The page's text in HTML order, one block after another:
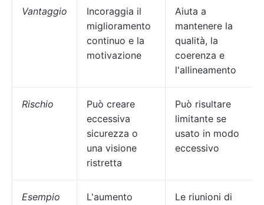
Vantaggio
Incoraggia il
miglioramento
continuo e la
motivazione
Aiuta a
mantenere la
qualità, la
coerenza e
l'allineamento
Rischio
Può creare
eccessiva
sicurezza o
una visione
ristretta
Può risultare
limitante se
usato in modo
eccessivo
Esempio
L'aumento
Le riunioni di